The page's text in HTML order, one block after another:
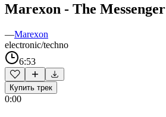
Marexon - The Messenger
—Marexon
electronic/techno
6:53
Купить трек
0:00